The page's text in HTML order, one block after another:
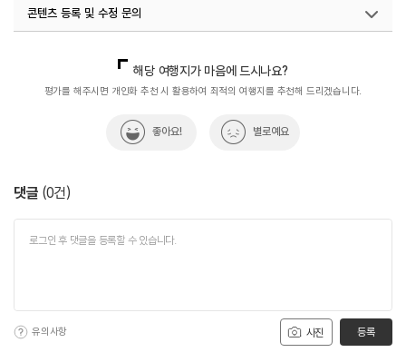
콘텐츠 등록 및 수정 문의
해당 여행지가 마음에 드시나요?
평가를 해주시면 개인화 추천 시 활용하여 최적의 여행지를 추천해 드리겠습니다.
좋아요! 별로예요
댓글 (0건)
사진
유의사항 등록